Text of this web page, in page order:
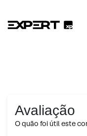
Avaliação
O quão foi útil este